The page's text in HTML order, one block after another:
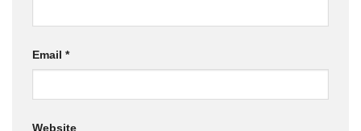
Email *
Website